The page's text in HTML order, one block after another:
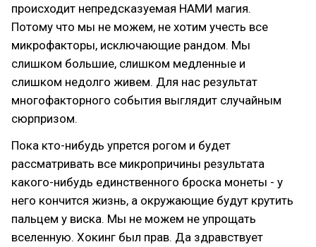
происходит непредсказуемая НАМИ магия.
Потому что мы не можем, не хотим учесть все
микрофакторы, исключающие рандом. Мы
слишком большие, слишком медленные и
слишком недолго живем. Для нас результат
многофакторного события выглядит случайным
сюрпризом.
Пока кто-нибудь упрется рогом и будет
рассматривать все микропричины результата
какого-нибудь единственного броска монеты - у
него кончится жизнь, а окружающие будут крутить
пальцем у виска. Мы не можем не упрощать
вселенную. Хокинг был прав. Да здравствует